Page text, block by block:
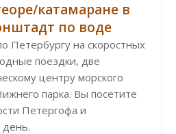
катамаране в
по воде
Петербургу на скоростных
поездки, две
центру морского
парка. Вы посетите
Петергофа и